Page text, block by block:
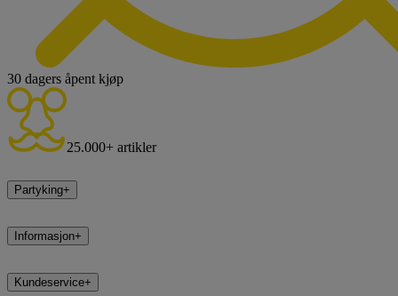
30 dagers åpent kjøp
25.000+ artikler
Partyking+
Informasjon+
Kundeservice+